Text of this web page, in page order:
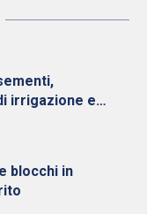
irrigazione e
blocchi in